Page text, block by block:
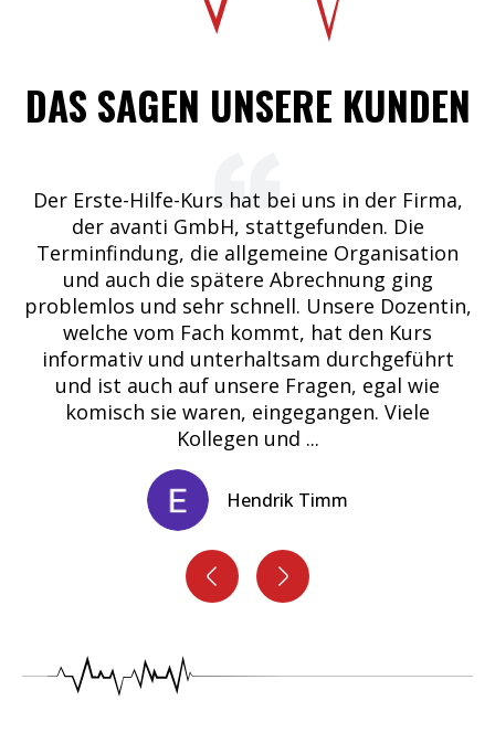
DAS SAGEN UNSERE KUNDEN
uns in der Firma,
Die
Organisation
ging
Unsere Dozentin,
hat den Kurs
durchgeführt
egal wie
Viele
Kompetenz, Fachwissen und
haben mich überzeugt ! Die
Themen war sehr gut und
auf die Reise genommen
empfehlenswert im Rhein-
Erl König